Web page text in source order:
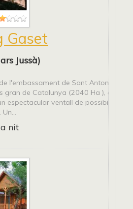
Gaset
Jussà)
l'embassament de Sant Antoni, la
gran de Catalunya (2040 Ha ), el
espectacular ventall de possibilitats
nit